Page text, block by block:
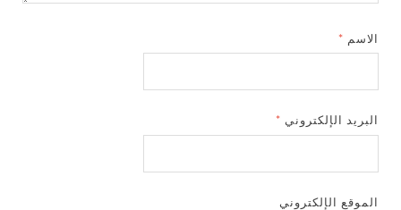
الاسم *
البريد الإلكتروني *
الموقع الإلكتروني